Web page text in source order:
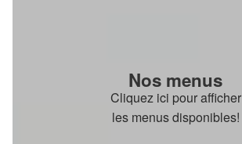
Nos menus
Cliquez ici pour afficher
les menus disponibles!